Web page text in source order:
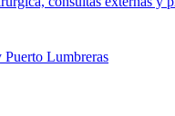
Lumbreras